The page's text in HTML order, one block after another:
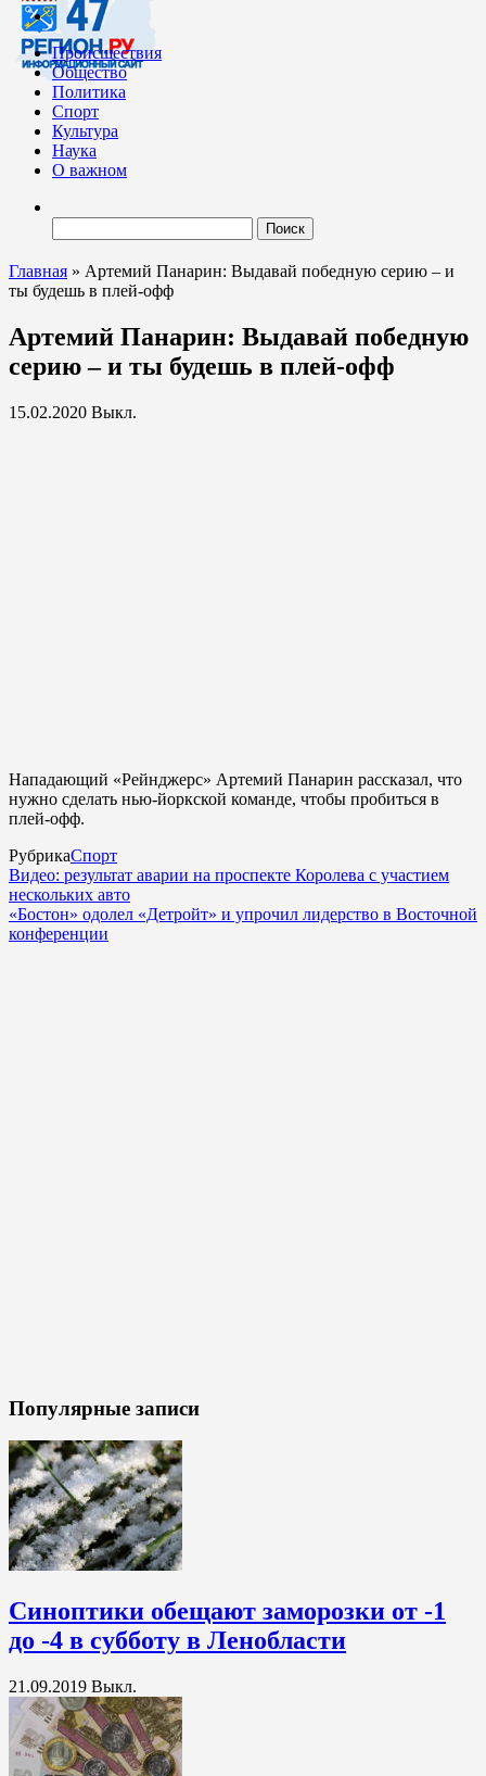
Происшествия
Общество
Политика
Спорт
Культура
Наука
О важном
Главная » Артемий Панарин: Выдавай победную серию – и
ты будешь в плей-офф
Артемий Панарин: Выдавай победную
серию – и ты будешь в плей-офф
15.02.2020 Выкл.
Нападающий «Рейнджерс» Артемий Панарин рассказал, что
нужно сделать нью-йоркской команде, чтобы пробиться в
плей-офф.
РубрикаСпорт
Видео: результат аварии на проспекте Королева с участием
нескольких авто
«Бостон» одолел «Детройт» и упрочил лидерство в Восточной
конференции
Популярные записи
Синоптики обещают заморозки от -1
до -4 в субботу в Ленобласти
21.09.2019 Выкл.